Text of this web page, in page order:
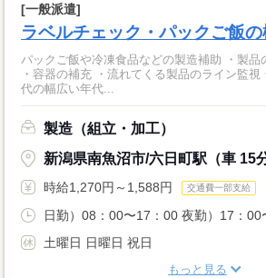
[一般派遣]
ラベルチェック・パックご飯
パックご飯や冷凍食品などの製造補助 ・製品のパッケージチェック
・容器の補充 ・流れてくる製品のライン監視 ☆ポイント ・20〜50
代の幅広い年代...
製造（組立・加工）
新潟県南魚沼市/六日町駅（車 15分
時給1,270円～1,588円 交通費一部支給
日勤）08：00〜17：00 夜勤）17：00
土曜日 日曜日 祝日
もっと見る